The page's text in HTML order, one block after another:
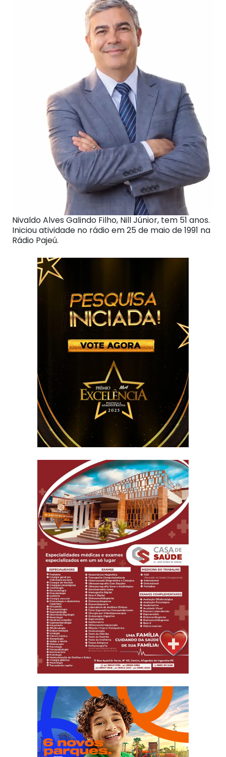
Nivaldo Alves Galindo Filho, Nill Júnior, tem 51 anos.
Iniciou atividade no rádio em 25 de maio de 1991 na
Rádio Pajeú.